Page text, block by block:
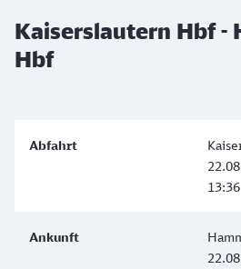
Kaiserslautern Hbf -
Hbf
13:36